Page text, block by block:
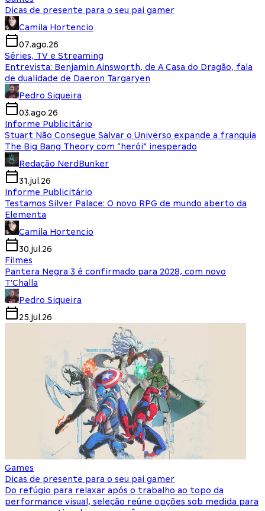
Dicas de presente para o seu pai gamer
Camila Hortencio
07.ago.26
Séries, TV e Streaming
Entrevista: Benjamin Ainsworth, de A Casa do Dragão, fala
de dualidade de Daeron Targaryen
Pedro Siqueira
03.ago.26
Informe Publicitário
Stuart Não Consegue Salvar o Universo expande a franquia
The Big Bang Theory com “herói” inesperado
Redação NerdBunker
31.jul.26
Informe Publicitário
Testamos Silver Palace: O novo RPG de mundo aberto da
Elementa
Camila Hortencio
30.jul.26
Filmes
Pantera Negra 3 é confirmado para 2028, com novo
T'Challa
Pedro Siqueira
25.jul.26
Games
Dicas de presente para o seu pai gamer
Do refúgio para relaxar após o trabalho ao topo da
performance visual, seleção reúne opções sob medida para